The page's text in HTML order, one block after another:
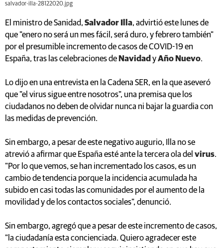
salvador-illa-28122020.jpg
El ministro de Sanidad, Salvador Illa, advirtió este lunes de
que "enero no será un mes fácil, será duro, y febrero también"
por el presumible incremento de casos de COVID-19 en
España, tras las celebraciones de Navidad yAño Nuevo.
Lo dijo en una entrevista en la Cadena SER, en la que aseveró
que "el virus sigue entre nosotros", una premisa que los
ciudadanos no deben de olvidar nunca ni bajar la guardia con
las medidas de prevención.
Sin embargo, a pesar de este negativo augurio, Illa no se
atrevió a afirmar que España esté ante la tercera ola del virus.
"Por lo que vemos, se han incrementado los casos, es un
cambio de tendencia porque la incidencia acumulada ha
subido en casi todas las comunidades por el aumento de la
movilidad y de los contactos sociales", denunció.
Sin embargo, agregó que a pesar de este incremento de casos,
"la ciudadanía esta concienciada. Quiero agradecer este